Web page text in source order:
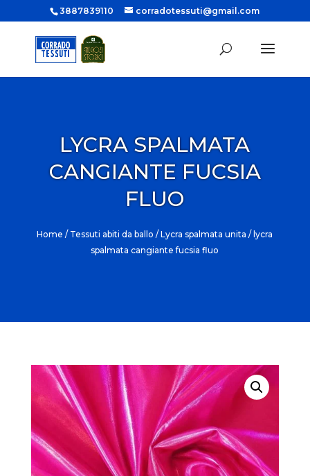
3887839110 corradotessuti@gmail.com
LYCRA SPALMATA
CANGIANTE FUCSIA
FLUO
Home / Tessuti abiti da ballo /Lycra spalmata unita / lycra
spalmata cangiante fucsia fluo